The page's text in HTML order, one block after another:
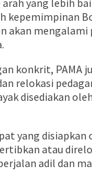
yang lebih
kepemimpinan
akan mengalami
konkrit, PAMA
relokasi
disediakan
yang
atau
adil dan